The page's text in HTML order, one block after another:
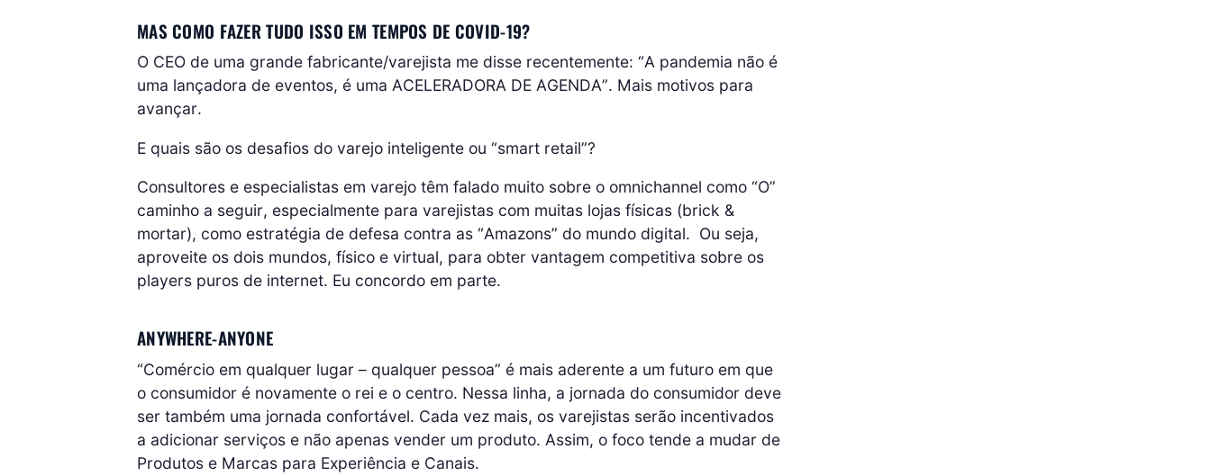
MAS COMO FAZER TUDO ISSO EM TEMPOS DE COVID-19?
O CEO de uma grande fabricante/varejista me disse recentemente: “A pandemia não é
uma lançadora de eventos, é uma ACELERADORA DE AGENDA”. Mais motivos para
avançar.
E quais são os desafios do varejo inteligente ou “smart retail”?
Consultores e especialistas em varejo têm falado muito sobre o omnichannel como “O”
caminho a seguir, especialmente para varejistas com muitas lojas físicas (brick &
mortar), como estratégia de defesa contra as “Amazons” do mundo digital. Ou seja,
aproveite os dois mundos, físico e virtual, para obter vantagem competitiva sobre os
players puros de internet. Eu concordo em parte.
ANYWHERE-ANYONE
“Comércio em qualquer lugar – qualquer pessoa” é mais aderente a um futuro em que
o consumidor é novamente o rei e o centro. Nessa linha, a jornada do consumidor deve
ser também uma jornada confortável. Cada vez mais, os varejistas serão incentivados
a adicionar serviços e não apenas vender um produto. Assim, o foco tende a mudar de
Produtos e Marcas para Experiência e Canais.